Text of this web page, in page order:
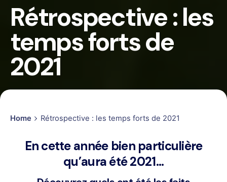
Rétrospective : les
temps forts de
2021
Home Rétrospective : les temps forts de 2021
En cette année bien particulière
qu’aura été 2021…